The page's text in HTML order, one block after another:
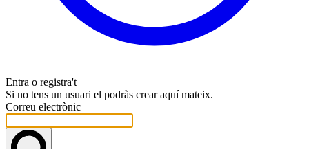
Entra o registra't
Si no tens un usuari el podràs crear aquí mateix.
Correu electrònic